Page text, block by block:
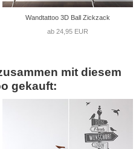
Wandtattoo 3D Ball Zickzack
ab 24,95 EUR
mit diesem
gekauft: